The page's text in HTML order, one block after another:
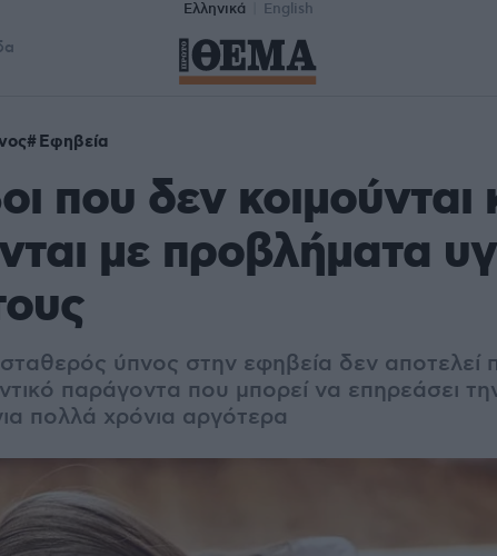
Ελληνικά English
Εφηβεία
που δεν κοιμούνται
με προβλήματα
ύπνος στην εφηβεία δεν αποτελεί
παράγοντα που μπορεί να επηρεάσει
πολλά χρόνια αργότερα